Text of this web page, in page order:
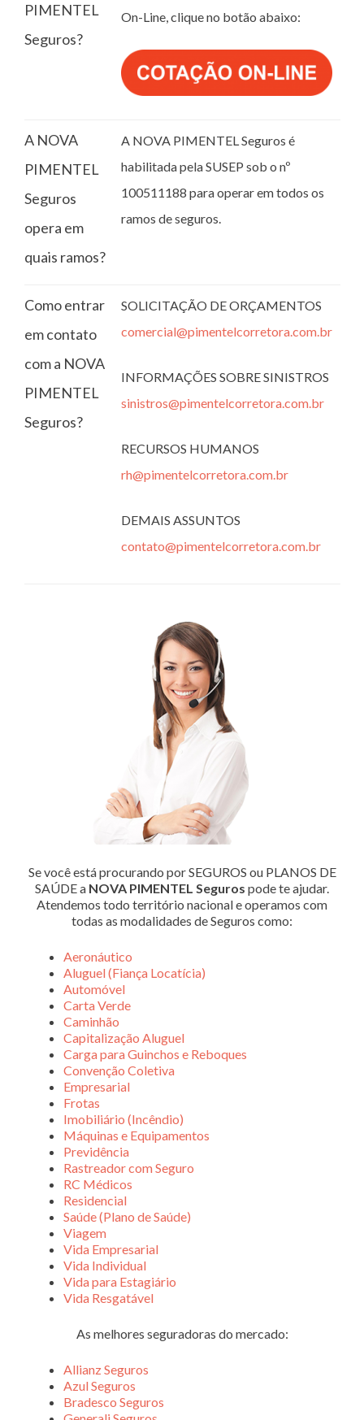
PIMENTEL
Seguros?
On-Line, clique no botão abaixo:
A NOVA
PIMENTEL
Seguros
opera em
quais ramos?
A NOVA PIMENTEL Seguros é
habilitada pela SUSEP sob o nº
100511188 para operar em todos os
ramos de seguros.
Como entrar
em contato
com a NOVA
PIMENTEL
Seguros?
SOLICITAÇÃO DE ORÇAMENTOS
comercial@pimentelcorretora.com.br
INFORMAÇÕES SOBRE SINISTROS
sinistros@pimentelcorretora.com.br
RECURSOS HUMANOS
rh@pimentelcorretora.com.br
DEMAIS ASSUNTOS
contato@pimentelcorretora.com.br
Se você está procurando por SEGUROS ou PLANOS DE
SAÚDE a NOVA PIMENTEL Seguros pode te ajudar.
Atendemos todo território nacional e operamos com
todas as modalidades de Seguros como:
Aeronáutico
Aluguel (Fiança Locatícia)
Automóvel
Carta Verde
Caminhão
Capitalização Aluguel
Carga para Guinchos e Reboques
Convenção Coletiva
Empresarial
Frotas
Imobiliário (Incêndio)
Máquinas e Equipamentos
Previdência
Rastreador com Seguro
RC Médicos
Residencial
Saúde (Plano de Saúde)
Viagem
Vida Empresarial
Vida Individual
Vida para Estagiário
Vida Resgatável
As melhores seguradoras do mercado:
Allianz Seguros
Azul Seguros
Bradesco Seguros